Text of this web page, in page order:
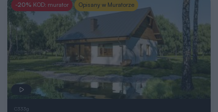
-20% KOD: murator Opisany w Muratorze
C333g